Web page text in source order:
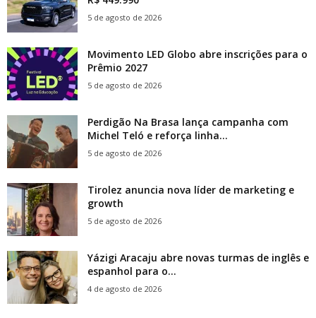
5 de agosto de 2026
Movimento LED Globo abre inscrições para o
Prêmio 2027
5 de agosto de 2026
Perdigão Na Brasa lança campanha com
Michel Teló e reforça linha...
5 de agosto de 2026
Tirolez anuncia nova líder de marketing e
growth
5 de agosto de 2026
Yázigi Aracaju abre novas turmas de inglês e
espanhol para o...
4 de agosto de 2026